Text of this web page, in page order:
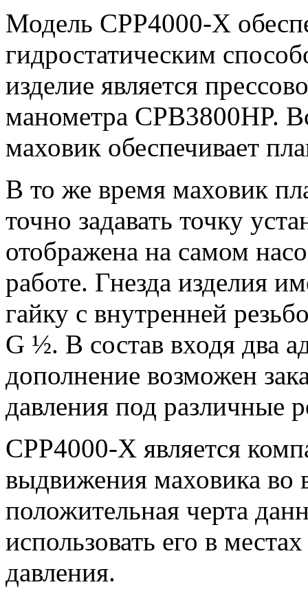
Модель CPP4000-X
гидростатическим
изделие является
манометра CPB3800HP.
маховик обеспечивает
В то же время маховик
точно задавать точку
отображена на самом
работе. Гнезда изделия
гайку с внутренней
G ½. В состав входя два
дополнение возможен
давления под различные
CPP4000-X является
выдвижения маховика во
положительная черта
использовать его в
давления.